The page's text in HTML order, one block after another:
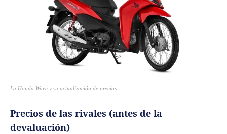
La Honda Wave y su actualización de precios
Precios de las rivales (antes de la
devaluación)